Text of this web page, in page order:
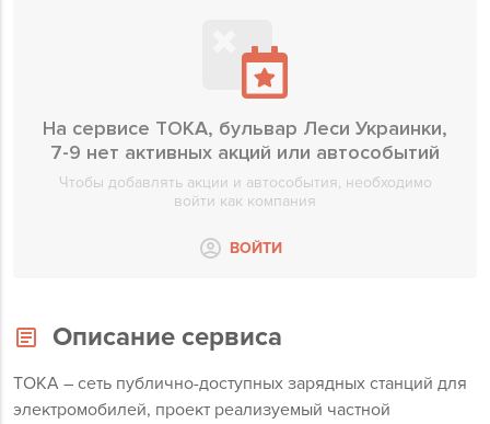
На сервисе ТОКА, бульвар Леси Украинки,
7-9 нет активных акций или автособытий
Чтобы добавлять акции и автособытия, необходимо
войти как компания
ВОЙТИ
Описание сервиса
TOKA – сеть публично-доступных зарядных станций для
электромобилей, проект реализуемый частной